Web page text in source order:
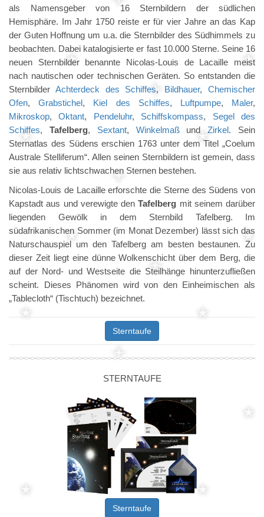
als Namensgeber von 16 Sternbildern der südlichen
Hemisphäre. Im Jahr 1750 reiste er für vier Jahre an das Kap
der Guten Hoffnung um u.a. die Sternbilder des Südhimmels zu
beobachten. Dabei katalogisierte er fast 10.000 Sterne. Seine 16
neuen Sternbilder benannte Nicolas-Louis de Lacaille meist
nach nautischen oder technischen Geräten. So entstanden die
Sternbilder Achterdeck des Schiffes, Bildhauer,Chemischer
Ofen,Grabstichel, Kiel des Schiffes, Luftpumpe, Maler,
Mikroskop,Oktant, Pendeluhr, Schiffskompass, Segel des
Schiffes, Tafelberg, Sextant, WinkelmaßundZirkel. Sein
Sternatlas des Südens erschien 1763 unter dem Titel „Coelum
Australe Stelliferum“. Allen seinen Sternbildern ist gemein, dass
sie aus relativ lichtschwachen Sternen bestehen.
Nicolas-Louis de Lacaille erforschte die Sterne des Südens von
Kapstadt aus und verewigte denTafelberg mit seinem darüber
liegenden Gewölk in dem Sternbild Tafelberg. Im
südafrikanischen Sommer (im Monat Dezember) lässt sich das
Naturschauspiel um den Tafelberg am besten bestaunen. Zu
dieser Zeit liegt eine dünne Wolkenschicht über dem Berg, die
auf der Nord- und Westseite die Steilhänge hinunterzufließen
scheint. Dieses Phänomen wird von den Einheimischen als
„Tablecloth“ (Tischtuch) bezeichnet.
Sterntaufe
STERNTAUFE
Sterntaufe